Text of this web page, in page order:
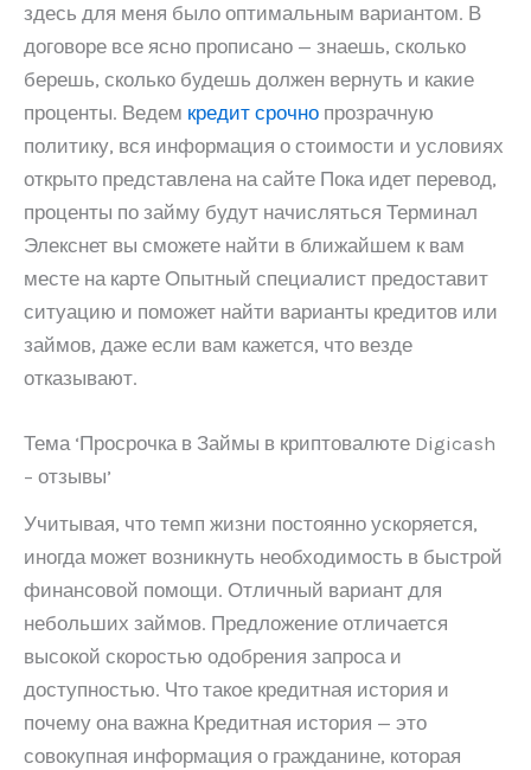
здесь для меня было оптимальным вариантом. В
договоре все ясно прописано — знаешь, сколько
берешь, сколько будешь должен вернуть и какие
проценты. Ведем кредит срочно прозрачную
политику, вся информация о стоимости и условиях
открыто представлена на сайте Пока идет перевод,
проценты по займу будут начисляться Терминал
Элекснет вы сможете найти в ближайшем к вам
месте на карте Опытный специалист предоставит
ситуацию и поможет найти варианты кредитов или
займов, даже если вам кажется, что везде
отказывают.
Тема ‘Просрочка в Займы в криптовалюте Digicash
– отзывы’
Учитывая, что темп жизни постоянно ускоряется,
иногда может возникнуть необходимость в быстрой
финансовой помощи. Отличный вариант для
небольших займов. Предложение отличается
высокой скоростью одобрения запроса и
доступностью. Что такое кредитная история и
почему она важна Кредитная история — это
совокупная информация о гражданине, которая